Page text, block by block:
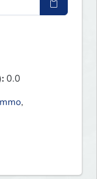
0.0
,